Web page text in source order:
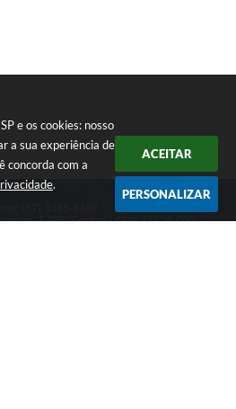
e os cookies: nosso
a sua experiência de
concorda com a
.
ACEITAR
PERSONALIZAR
5/20 - Centro | CEP: 15520-000